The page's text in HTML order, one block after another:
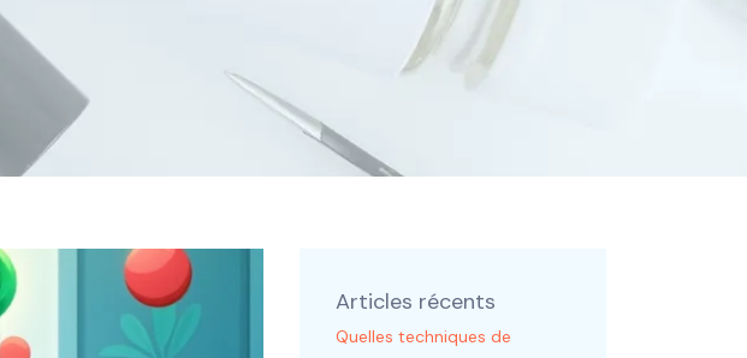
Articles récents
Quelles techniques de